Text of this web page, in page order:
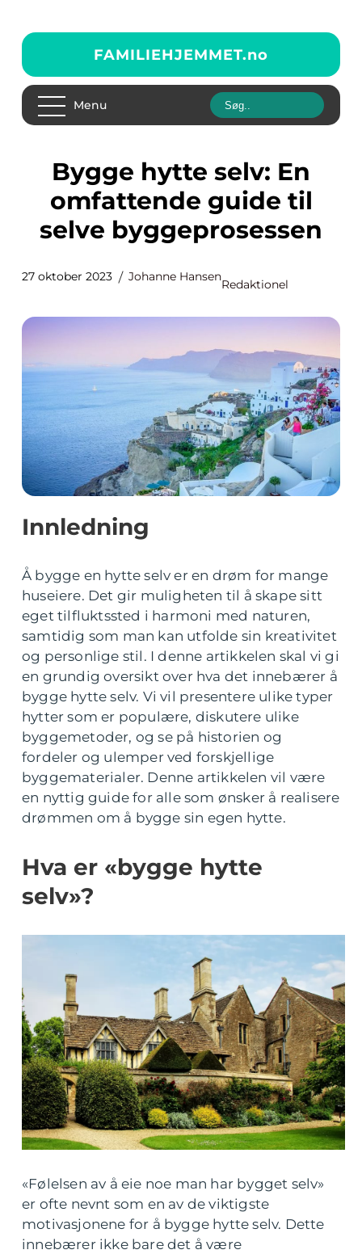
FAMILIEHJEMMET.no
Menu
Bygge hytte selv: En
omfattende guide til
selve byggeprosessen
27 oktober 2023 Johanne Hansen
Redaktionel
Innledning
Å bygge en hytte selv er en drøm for mange
huseiere. Det gir muligheten til å skape sitt
eget tilfluktssted i harmoni med naturen,
samtidig som man kan utfolde sin kreativitet
og personlige stil. I denne artikkelen skal vi gi
en grundig oversikt over hva det innebærer å
bygge hytte selv. Vi vil presentere ulike typer
hytter som er populære, diskutere ulike
byggemetoder, og se på historien og
fordeler og ulemper ved forskjellige
byggematerialer. Denne artikkelen vil være
en nyttig guide for alle som ønsker å realisere
drømmen om å bygge sin egen hytte.
Hva er «bygge hytte
selv»?
«Følelsen av å eie noe man har bygget selv»
er ofte nevnt som en av de viktigste
motivasjonene for å bygge hytte selv. Dette
innebærer ikke bare det å være